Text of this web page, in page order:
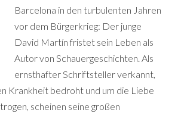
Barcelona in den turbulenten Jahren
vor dem Bürgerkrieg: Der junge
David Martín fristet sein Leben als
Autor von Schauergeschichten. Als
ernsthafter Schriftsteller verkannt,
Krankheit bedroht und um die Liebe
scheinen seine großen